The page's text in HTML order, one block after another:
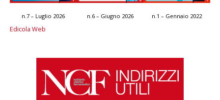
n.7 – Luglio 2026 n.6 – Giugno 2026 n.1 – Gennaio 2022
Edicola Web